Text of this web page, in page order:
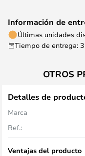
Información de
Últimas unidades
Tiempo de entrega:
OTROS
Detalles de
Marca
Ref.:
Ventajas del producto